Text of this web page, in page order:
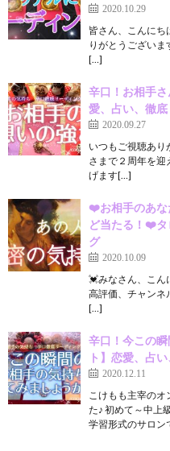
2020.10.29
皆さん、こんにち
りがとうございま
[…]
辛口！お相手
愛、占い、徹
2020.09.27
いつもご視聴あり
さまで２周年を迎
げます[…]
❤️お相手のあな
ど当たる！❤️タ
グ
2020.10.09
💓みなさん、こん
高評価、チャンネ
[…]
辛口！今この
ト】恋愛、占
2020.12.11
こけもも主宰のオ
た♪ 初めて～中上
学習形式のサロン